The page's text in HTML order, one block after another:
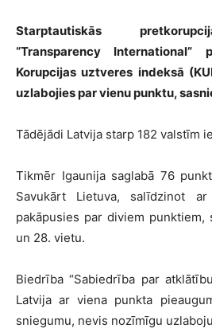
Starptautiskās
“Transparency International”
Korupcijas uztveres indeksā
uzlabojies par vienu punktu,
Tādējādi Latvija starp 182 valstīm
Tikmēr Igaunija saglabā 76
Savukārt Lietuva, salīdzinot
pakāpusies par diviem punktiem,
un 28. vietu.
Biedrība “Sabiedrība par
Latvija ar viena punkta
sniegumu, nevis nozīmīgu